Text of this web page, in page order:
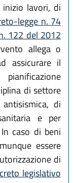
lavori, di
legge n. 74
122 del 2012
allega o
assicurare il
di settore
di
e per
caso di beni
essere
di
legislativo